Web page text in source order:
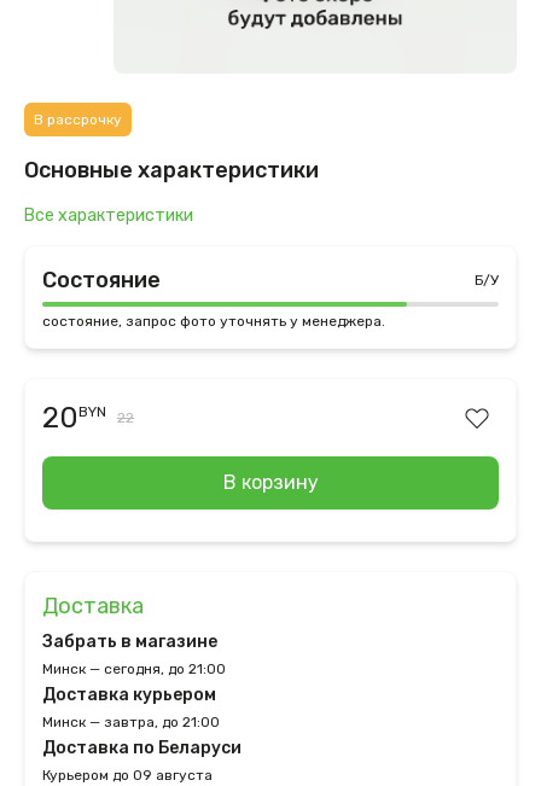
В рассрочку
Основные характеристики
Все характеристики
Состояние Б/У
состояние, запрос фото уточнять у менеджера.
20BYN 22
В корзину
Доставка
Забрать в магазине
Минск — сегодня, до 21:00
Доставка курьером
Минск — завтра, до 21:00
Доставка по Беларуси
Курьером до 09 августа